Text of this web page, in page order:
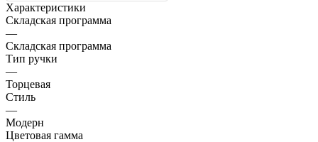
Характеристики
Складская программа
—
Складская программа
Тип ручки
—
Торцевая
Стиль
—
Модерн
Цветовая гамма